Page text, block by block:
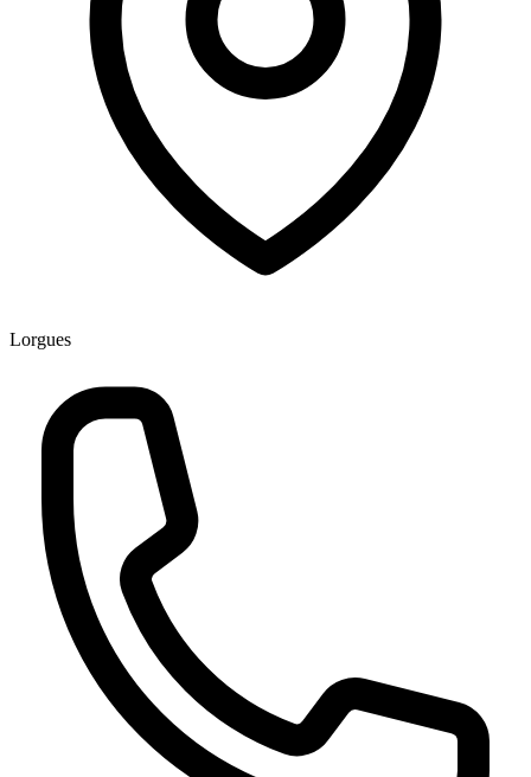
Lorgues